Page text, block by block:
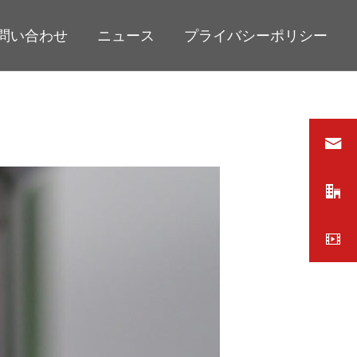
い合わせ ニュース プライバシーポリシー